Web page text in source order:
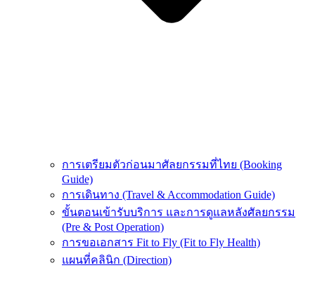
การเตรียมตัวก่อนมาศัลยกรรมที่ไทย (Booking
Guide)
การเดินทาง (Travel & Accommodation Guide)
ขั้นตอนเข้ารับบริการ และการดูแลหลังศัลยกรรม
(Pre & Post Operation)
การขอเอกสาร Fit to Fly (Fit to Fly Health)
แผนที่คลินิก (Direction)